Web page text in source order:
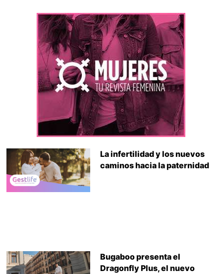
La infertilidad y los nuevos
caminos hacia la paternidad
Bugaboo presenta el
Dragonfly Plus, el nuevo